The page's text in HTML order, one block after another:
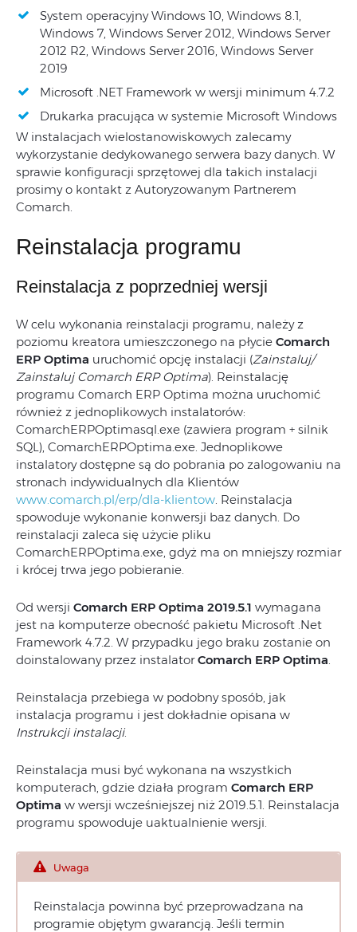
System operacyjny Windows 10, Windows 8.1,
Windows 7, Windows Server 2012, Windows Server
2012 R2, Windows Server 2016, Windows Server
2019
Microsoft .NET Framework w wersji minimum 4.7.2
Drukarka pracująca w systemie Microsoft Windows
W instalacjach wielostanowiskowych zalecamy
wykorzystanie dedykowanego serwera bazy danych. W
sprawie konfiguracji sprzętowej dla takich instalacji
prosimy o kontakt z Autoryzowanym Partnerem
Comarch.
Reinstalacja programu
Reinstalacja z poprzedniej wersji
W celu wykonania reinstalacji programu, należy z
poziomu kreatora umieszczonego na płycie Comarch
ERP Optima uruchomić opcję instalacji (Zainstaluj/
Zainstaluj Comarch ERP Optima). Reinstalację
programu Comarch ERP Optima można uruchomić
również z jednoplikowych instalatorów:
ComarchERPOptimasql.exe (zawiera program + silnik
SQL), ComarchERPOptima.exe. Jednoplikowe
instalatory dostępne są do pobrania po zalogowaniu na
stronach indywidualnych dla Klientów
www.comarch.pl/erp/dla-klientow. Reinstalacja
spowoduje wykonanie konwersji baz danych. Do
reinstalacji zaleca się użycie pliku
ComarchERPOptima.exe, gdyż ma on mniejszy rozmiar
i krócej trwa jego pobieranie.
Od wersji Comarch ERP Optima 2019.5.1 wymagana
jest na komputerze obecność pakietu Microsoft .Net
Framework 4.7.2. W przypadku jego braku zostanie on
doinstalowany przez instalatorComarch ERP Optima.
Reinstalacja przebiega w podobny sposób, jak
instalacja programu i jest dokładnie opisana w
Instrukcji instalacji.
Reinstalacja musi być wykonana na wszystkich
komputerach, gdzie działa program Comarch ERP
Optima w wersji wcześniejszej niż 2019.5.1. Reinstalacja
programu spowoduje uaktualnienie wersji.
Uwaga
Reinstalacja powinna być przeprowadzana na
programie objętym gwarancją. Jeśli termin